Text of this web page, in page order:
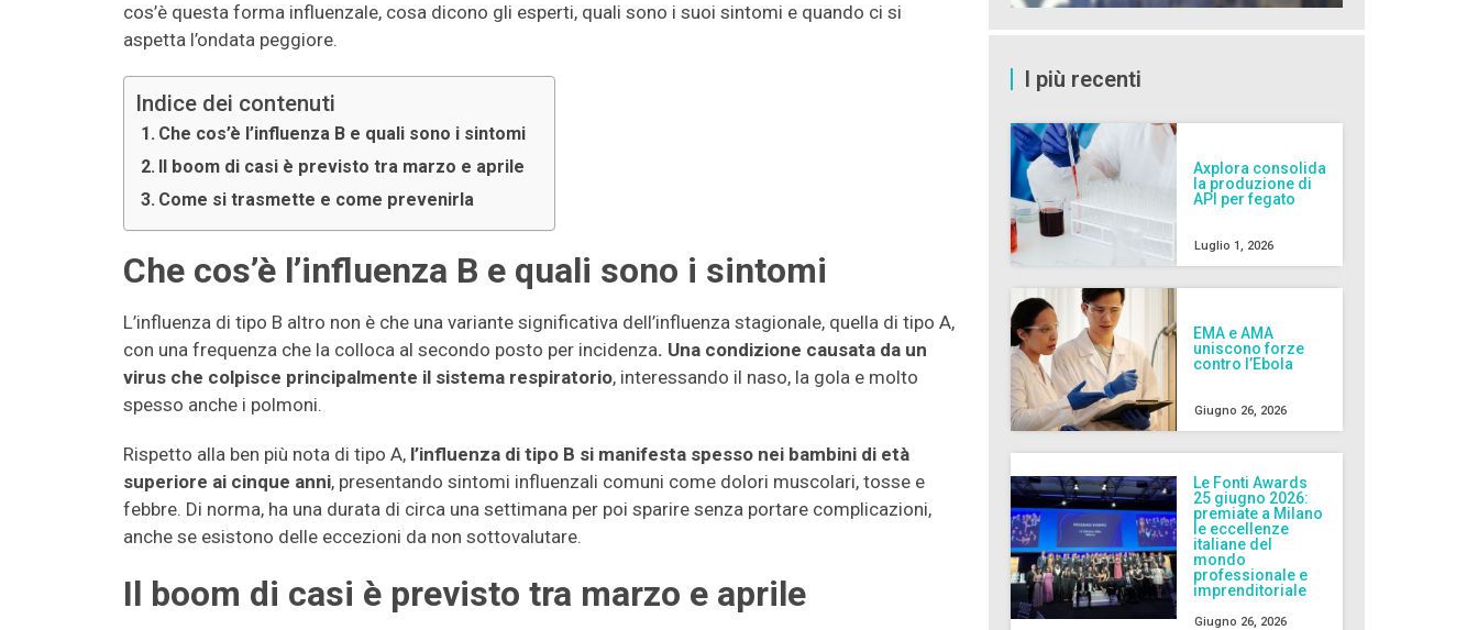
cos’è questa forma influenzale, cosa dicono gli esperti, quali sono i suoi sintomi e quando ci si
aspetta l’ondata peggiore.
Indice dei contenuti
Che cos’è l’influenza B e quali sono i sintomi
Il boom di casi è previsto tra marzo e aprile
Come si trasmette e come prevenirla
Che cos’è l’influenza B e quali sono i sintomi
L’influenza di tipo B altro non è che una variante significativa dell’influenza stagionale, quella di tipo A,
con una frequenza che la colloca al secondo posto per incidenza. Una condizione causata da un
virus che colpisce principalmente il sistema respiratorio, interessando il naso, la gola e molto
spesso anche i polmoni.
Rispetto alla ben più nota di tipo A, l’influenza di tipo B si manifesta spesso nei bambini di età
superiore ai cinque anni, presentando sintomi influenzali comuni come dolori muscolari, tosse e
febbre. Di norma, ha una durata di circa una settimana per poi sparire senza portare complicazioni,
anche se esistono delle eccezioni da non sottovalutare.
Il boom di casi è previsto tra marzo e aprile
I più recenti
Axplora consolida
la produzione di
API per fegato
Luglio 1, 2026
EMA e AMA
uniscono forze
contro l’Ebola
Giugno 26, 2026
Le Fonti Awards
25 giugno 2026:
premiate a Milano
le eccellenze
italiane del
mondo
professionale e
imprenditoriale
Giugno 26, 2026